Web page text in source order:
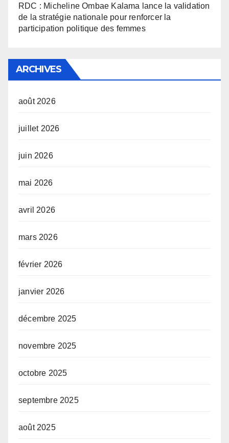
RDC : Micheline Ombae Kalama lance la validation
de la stratégie nationale pour renforcer la
participation politique des femmes
ARCHIVES
août 2026
juillet 2026
juin 2026
mai 2026
avril 2026
mars 2026
février 2026
janvier 2026
décembre 2025
novembre 2025
octobre 2025
septembre 2025
août 2025